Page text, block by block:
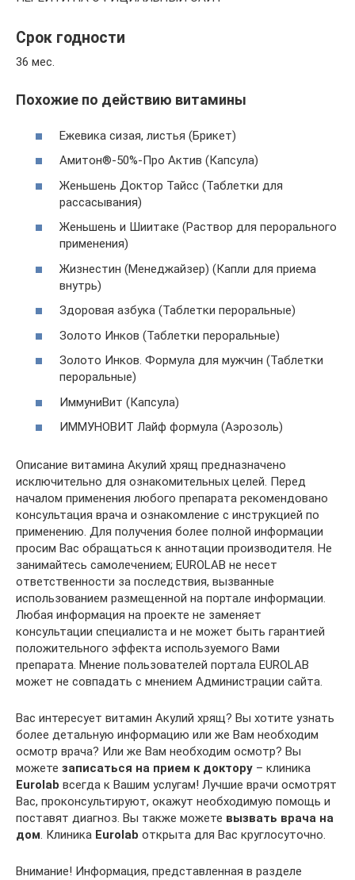
Срок годности
36 мес.
Похожие по действию витамины
Ежевика сизая, листья (Брикет)
Амитон®-50%-Про Актив (Капсула)
Женьшень Доктор Тайсс (Таблетки для
рассасывания)
Женьшень и Шиитаке (Раствор для перорального
применения)
Жизнестин (Менеджайзер) (Капли для приема
внутрь)
Здоровая азбука (Таблетки пероральные)
Золото Инков (Таблетки пероральные)
Золото Инков. Формула для мужчин (Таблетки
пероральные)
ИммуниВит (Капсула)
ИММУНОВИТ Лайф формула (Аэрозоль)
Описание витамина Акулий хрящ предназначено
исключительно для ознакомительных целей. Перед
началом применения любого препарата рекомендовано
консультация врача и ознакомление с инструкцией по
применению. Для получения более полной информации
просим Вас обращаться к аннотации производителя. Не
занимайтесь самолечением; EUROLAB не несет
ответственности за последствия, вызванные
использованием размещенной на портале информации.
Любая информация на проекте не заменяет
консультации специалиста и не может быть гарантией
положительного эффекта используемого Вами
препарата. Мнение пользователей портала EUROLAB
может не совпадать с мнением Администрации сайта.
Вас интересует витамин Акулий хрящ? Вы хотите узнать
более детальную информацию или же Вам необходим
осмотр врача? Или же Вам необходим осмотр? Вы
можете записаться на прием к доктору – клиника
Eurolab всегда к Вашим услугам! Лучшие врачи осмотрят
Вас, проконсультируют, окажут необходимую помощь и
поставят диагноз. Вы также можете вызвать врача на
дом. Клиника Eurolab открыта для Вас круглосуточно.
Внимание! Информация, представленная в разделе